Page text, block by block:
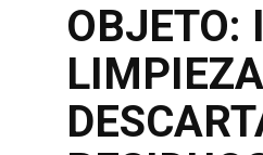
OBJETO: